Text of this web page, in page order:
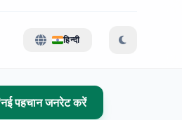
हिन्दी
नई पहचान जनरेट करें